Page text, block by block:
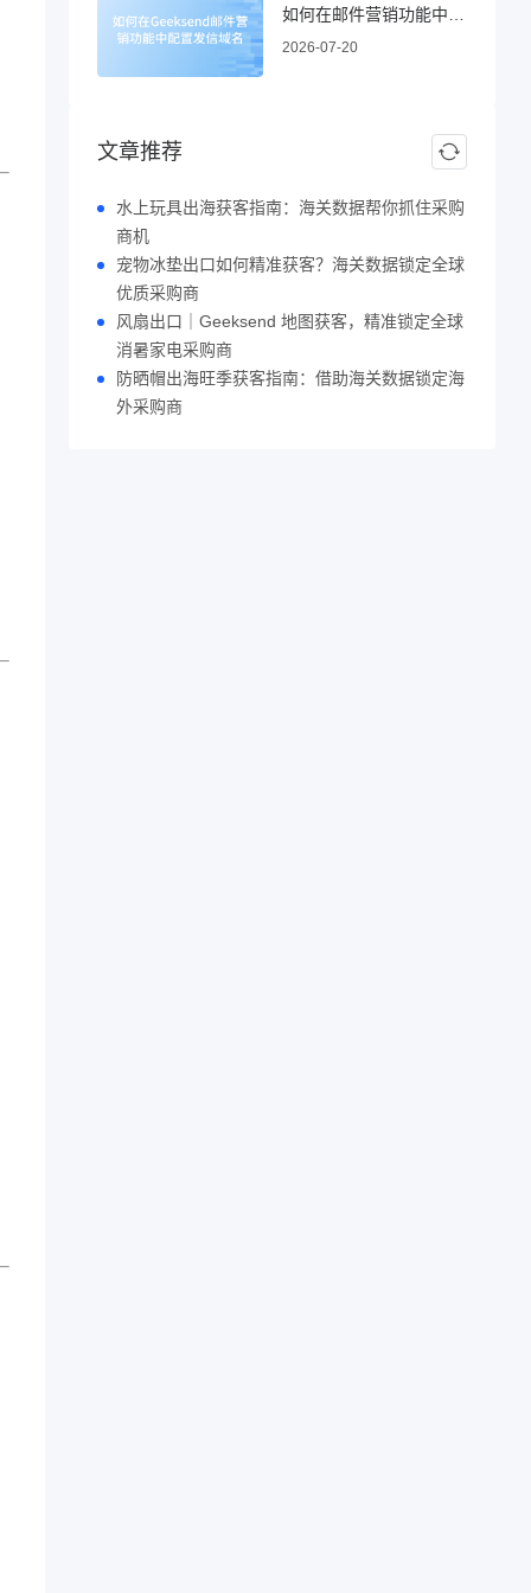
2026-07-20
文章推荐
水上玩具出海获客指南：海关数据帮你抓住采购
商机
宠物冰垫出口如何精准获客？海关数据锁定全球
优质采购商
风扇出口｜Geeksend 地图获客，精准锁定全球
消暑家电采购商
防晒帽出海旺季获客指南：借助海关数据锁定海
外采购商